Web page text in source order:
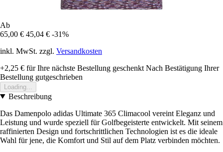
Ab
65,00 € 45,04 € -31%
inkl. MwSt. zzgl. Versandkosten
+2,25 € für Ihre nächste Bestellung geschenkt Nach Bestätigung Ihrer
Bestellung gutgeschrieben
Loading...
Beschreibung
Das Damenpolo adidas Ultimate 365 Climacool vereint Eleganz und
Leistung und wurde speziell für Golfbegeisterte entwickelt. Mit seinem
raffinierten Design und fortschrittlichen Technologien ist es die ideale
Wahl für jene, die Komfort und Stil auf dem Platz verbinden möchten.